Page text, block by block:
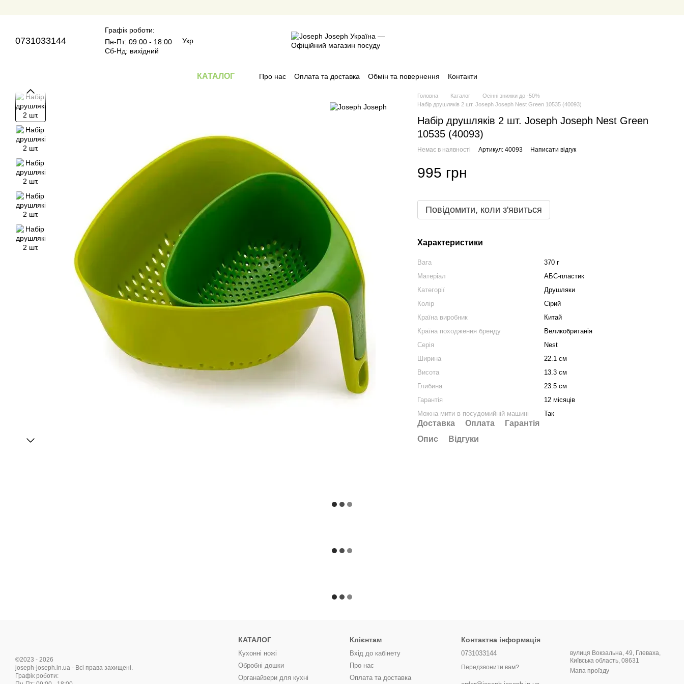
0731033144
Графік роботи:
Пн-Пт: 09:00 - 18:00
Сб-Нд: вихідний
Укр
КАТАЛОГ Про нас Оплата та доставка Обмін та повернення Контакти
Головна Каталог
Осінні знижки до -50%
Набір друшляків 2 шт. Joseph Joseph Nest Green 10535 (40093)
Набір друшляків 2 шт. Joseph Joseph Nest Green
10535 (40093)
Немає в наявності Артикул: 40093 Написати відгук
995 грн
Повідомити, коли з'явиться
Характеристики
Вага
370 г
Матеріал
АБС-пластик
Категорії
Друшляки
Колір
Сірий
Країна виробник
Китай
Країна походження бренду
Великобританія
Серія
Nest
Ширина
22.1 см
Висота
13.3 см
Глибина
23.5 см
Гарантія
12 місяців
Можна мити в посудомийній машині
Так
Доставка Оплата
Гарантія
Опис
Відгуки
©2023 - 2026
joseph-joseph.in.ua - Всі права захищені.
Графік роботи:
КАТАЛОГ
Кухонні ножі
Обробні дошки
Органайзери для кухні
Клієнтам
Вхід до кабінету
Про нас
Оплата та доставка
Контактна інформація
0731033144
Передзвонити вам?
вулиця Вокзальна, 49, Глеваха,
Київська область, 08631
Мапа проїзду